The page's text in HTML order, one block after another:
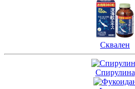
Сквален
Спирулина